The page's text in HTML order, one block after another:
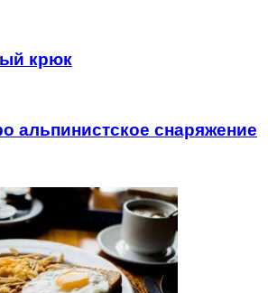
крюк
альпинистское снаряжение